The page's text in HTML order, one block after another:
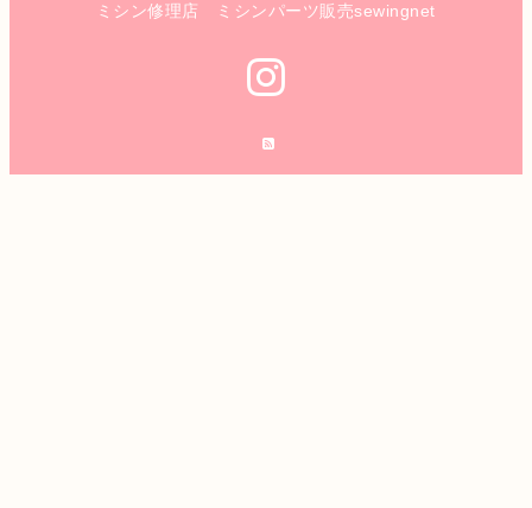
ミシン修理店 ミシンパーツ販売sewingnet